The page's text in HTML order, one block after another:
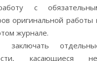
с
оригинальной работы
журнале.
касающиеся